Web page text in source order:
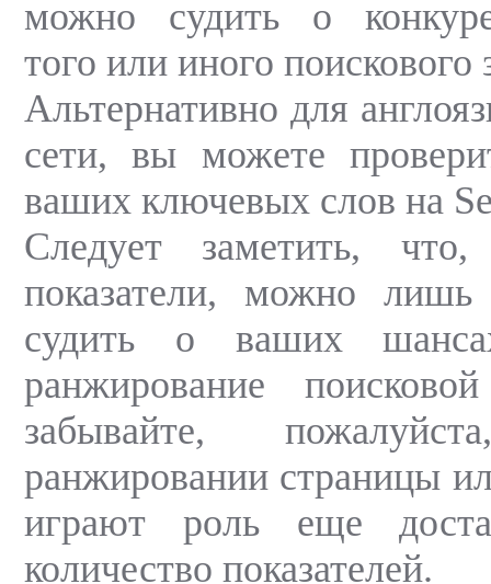
можно судить о
того или иного поискового
Альтернативно для
сети, вы можете
ваших ключевых слов на
Следует заметить,
показатели, можно лишь
судить о ваших
ранжирование
забывайте,
ранжировании страницы
играют роль еще
количество показателей.